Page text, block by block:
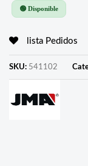
🟢 Disponible
lista Pedidos
SKU: 541102